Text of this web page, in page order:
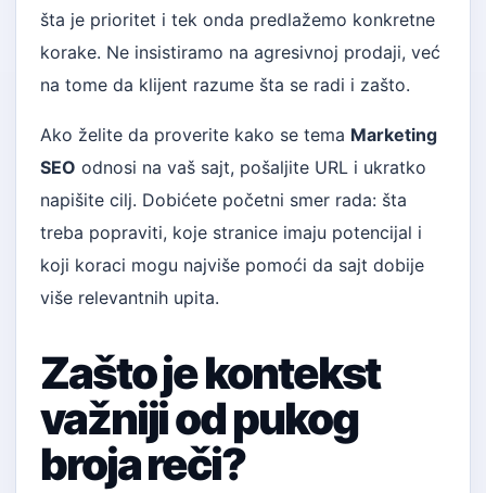
šta je prioritet i tek onda predlažemo konkretne
korake. Ne insistiramo na agresivnoj prodaji, već
na tome da klijent razume šta se radi i zašto.
Ako želite da proverite kako se tema Marketing
SEO odnosi na vaš sajt, pošaljite URL i ukratko
napišite cilj. Dobićete početni smer rada: šta
treba popraviti, koje stranice imaju potencijal i
koji koraci mogu najviše pomoći da sajt dobije
više relevantnih upita.
Zašto je kontekst
važniji od pukog
broja reči?